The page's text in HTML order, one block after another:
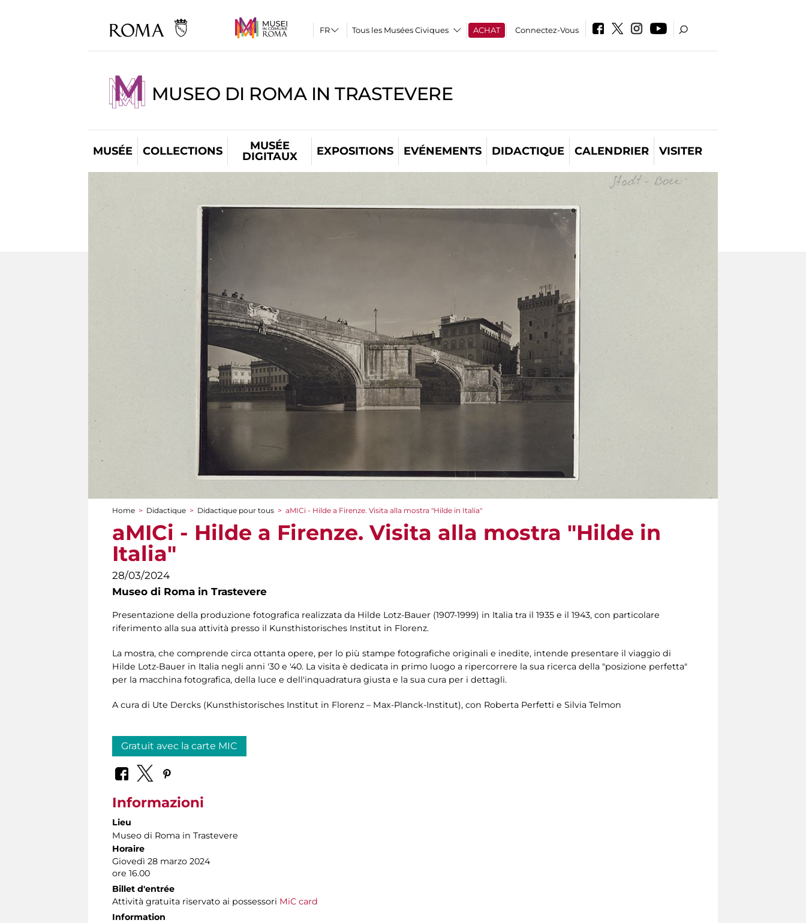
Tous les Musées Civiques ACHAT Connectez-Vous
MUSEO DI ROMA IN TRASTEVERE
MUSÉE COLLECTIONS
MUSÉE
DIGITAUX
EXPOSITIONS EVÉNEMENTS DIDACTIQUE CALENDRIER VISITER
You are here
Home > Didactique > Didactique pour tous > aMICi - Hilde a Firenze. Visita alla mostra "Hilde in Italia"
aMICi - Hilde a Firenze. Visita alla mostra "Hilde in
Italia"
28/03/2024
Museo di Roma in Trastevere
Presentazione della produzione fotografica realizzata da Hilde Lotz-Bauer (1907-1999) in Italia tra il 1935 e il 1943, con particolare
riferimento alla sua attività presso il Kunsthistorisches Institut in Florenz.
La mostra, che comprende circa ottanta opere, per lo più stampe fotografiche originali e inedite, intende presentare il viaggio di
Hilde Lotz-Bauer in Italia negli anni '30 e '40. La visita è dedicata in primo luogo a ripercorrere la sua ricerca della "posizione perfetta"
per la macchina fotografica, della luce e dell'inquadratura giusta e la sua cura per i dettagli.
A cura di Ute Dercks (Kunsthistorisches Institut in Florenz – Max-Planck-Institut), con Roberta Perfetti e Silvia Telmon
Gratuit avec la carte MIC
Informazioni
Lieu
Museo di Roma in Trastevere
Horaire
Giovedì 28 marzo 2024
ore 16.00
Billet d'entrée
Attività gratuita riservato ai possessori MiC card
Information